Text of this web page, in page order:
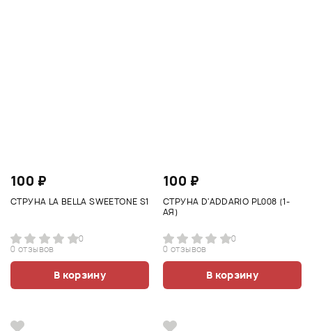
100 ₽
СТРУНА LA BELLA SWEETONE S1
0
0 отзывов
В корзину
100 ₽
СТРУНА D'ADDARIO PL008 (1-
АЯ)
0
0 отзывов
В корзину